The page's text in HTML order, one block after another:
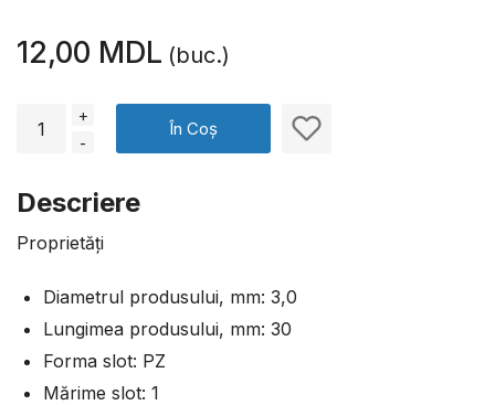
12,00 MDL (buc.)
+
-
În Coș
Descriere
Proprietăți
Diametrul produsului, mm: 3,0
Lungimea produsului, mm: 30
Forma slot: PZ
Mărime slot: 1